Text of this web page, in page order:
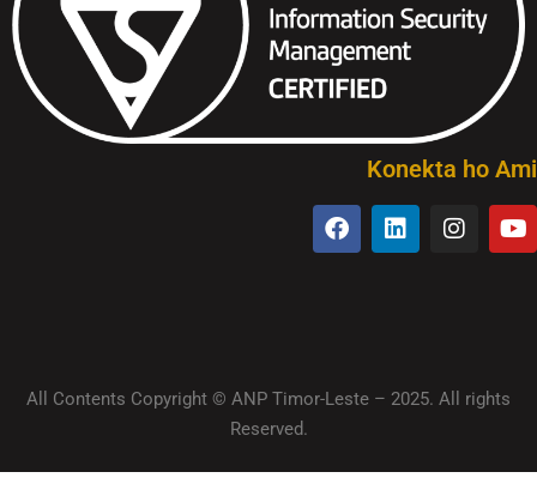
Konekta ho Ami
All Contents Copyright © ANP Timor-Leste – 2025. All rights
Reserved.